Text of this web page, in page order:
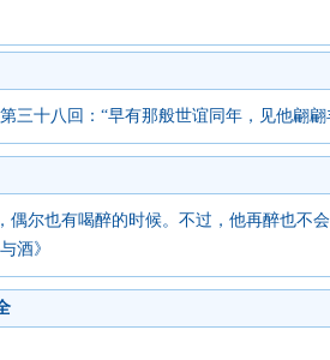
三十八回：“早有那般世谊同年，见他翩
偶尔也有喝醉的时候。不过，他再醉也
酒》